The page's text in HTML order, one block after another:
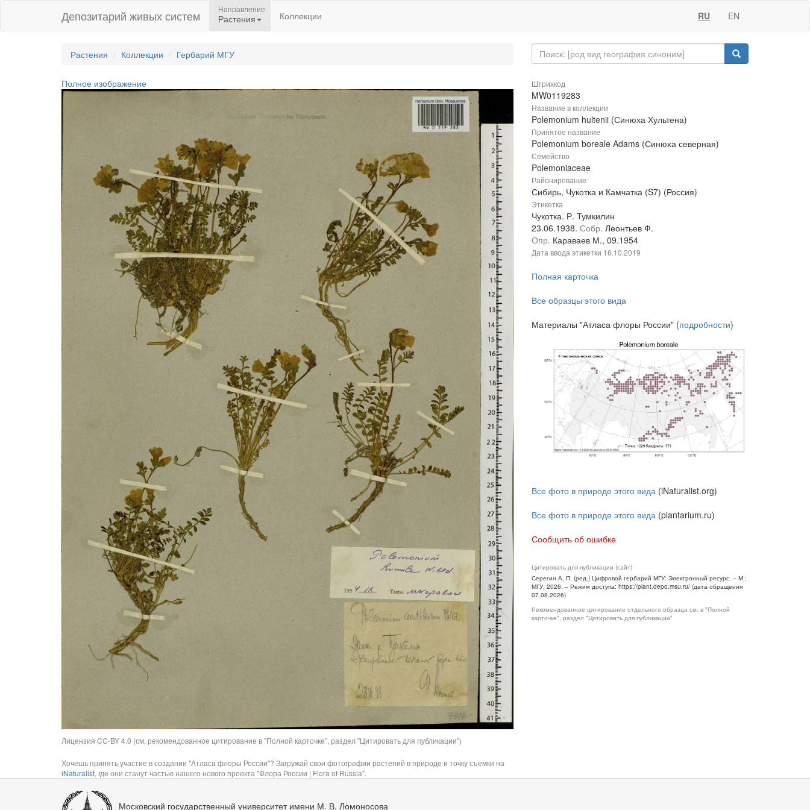
Депозитарий живых систем Направление
Растения Коллекции RU EN
Растения Коллекции Гербарий МГУ
Полное изображение
Лицензия CC-BY 4.0 (см. рекомендованное цитирование в "Полной карточке", раздел "Цитировать для публикации")
Хочешь принять участие в создании "Атласа флоры России"? Загружай свои фотографии растений в природе и точку съемки на
iNaturalist, где они станут частью нашего нового проекта "Флора России | Flora of Russia".
Штрихкод
MW0119283
Название в коллекции
Polemonium hultenii (Синюха Хультена)
Принятое название
Polemonium boreale Adams (Синюха северная)
Семейство
Polemoniaceae
Районирование
Сибирь, Чукотка и Камчатка (S7) (Россия)
Этикетка
Чукотка. Р. Тумкилин
23.06.1938. Собр. Леонтьев Ф.
Опр. Караваев М., 09.1954
Дата ввода этикетки 16.10.2019
Полная карточка
Все образцы этого вида
Материалы "Атласа флоры России" (подробности)
Все фото в природе этого вида (iNaturalist.org)
Все фото в природе этого вида (plantarium.ru)
Сообщить об ошибке
Цитировать для публикации (сайт)
Серегин А. П. (ред.) Цифровой гербарий МГУ: Электронный ресурс. – М.:
МГУ, 2026. – Режим доступа: https://plant.depo.msu.ru/ (дата обращения
07.08.2026)
Рекомендованное цитирование отдельного образца см. в "Полной
карточке", раздел "Цитировать для публикации"
Московский государственный университет имени М. В. Ломоносова